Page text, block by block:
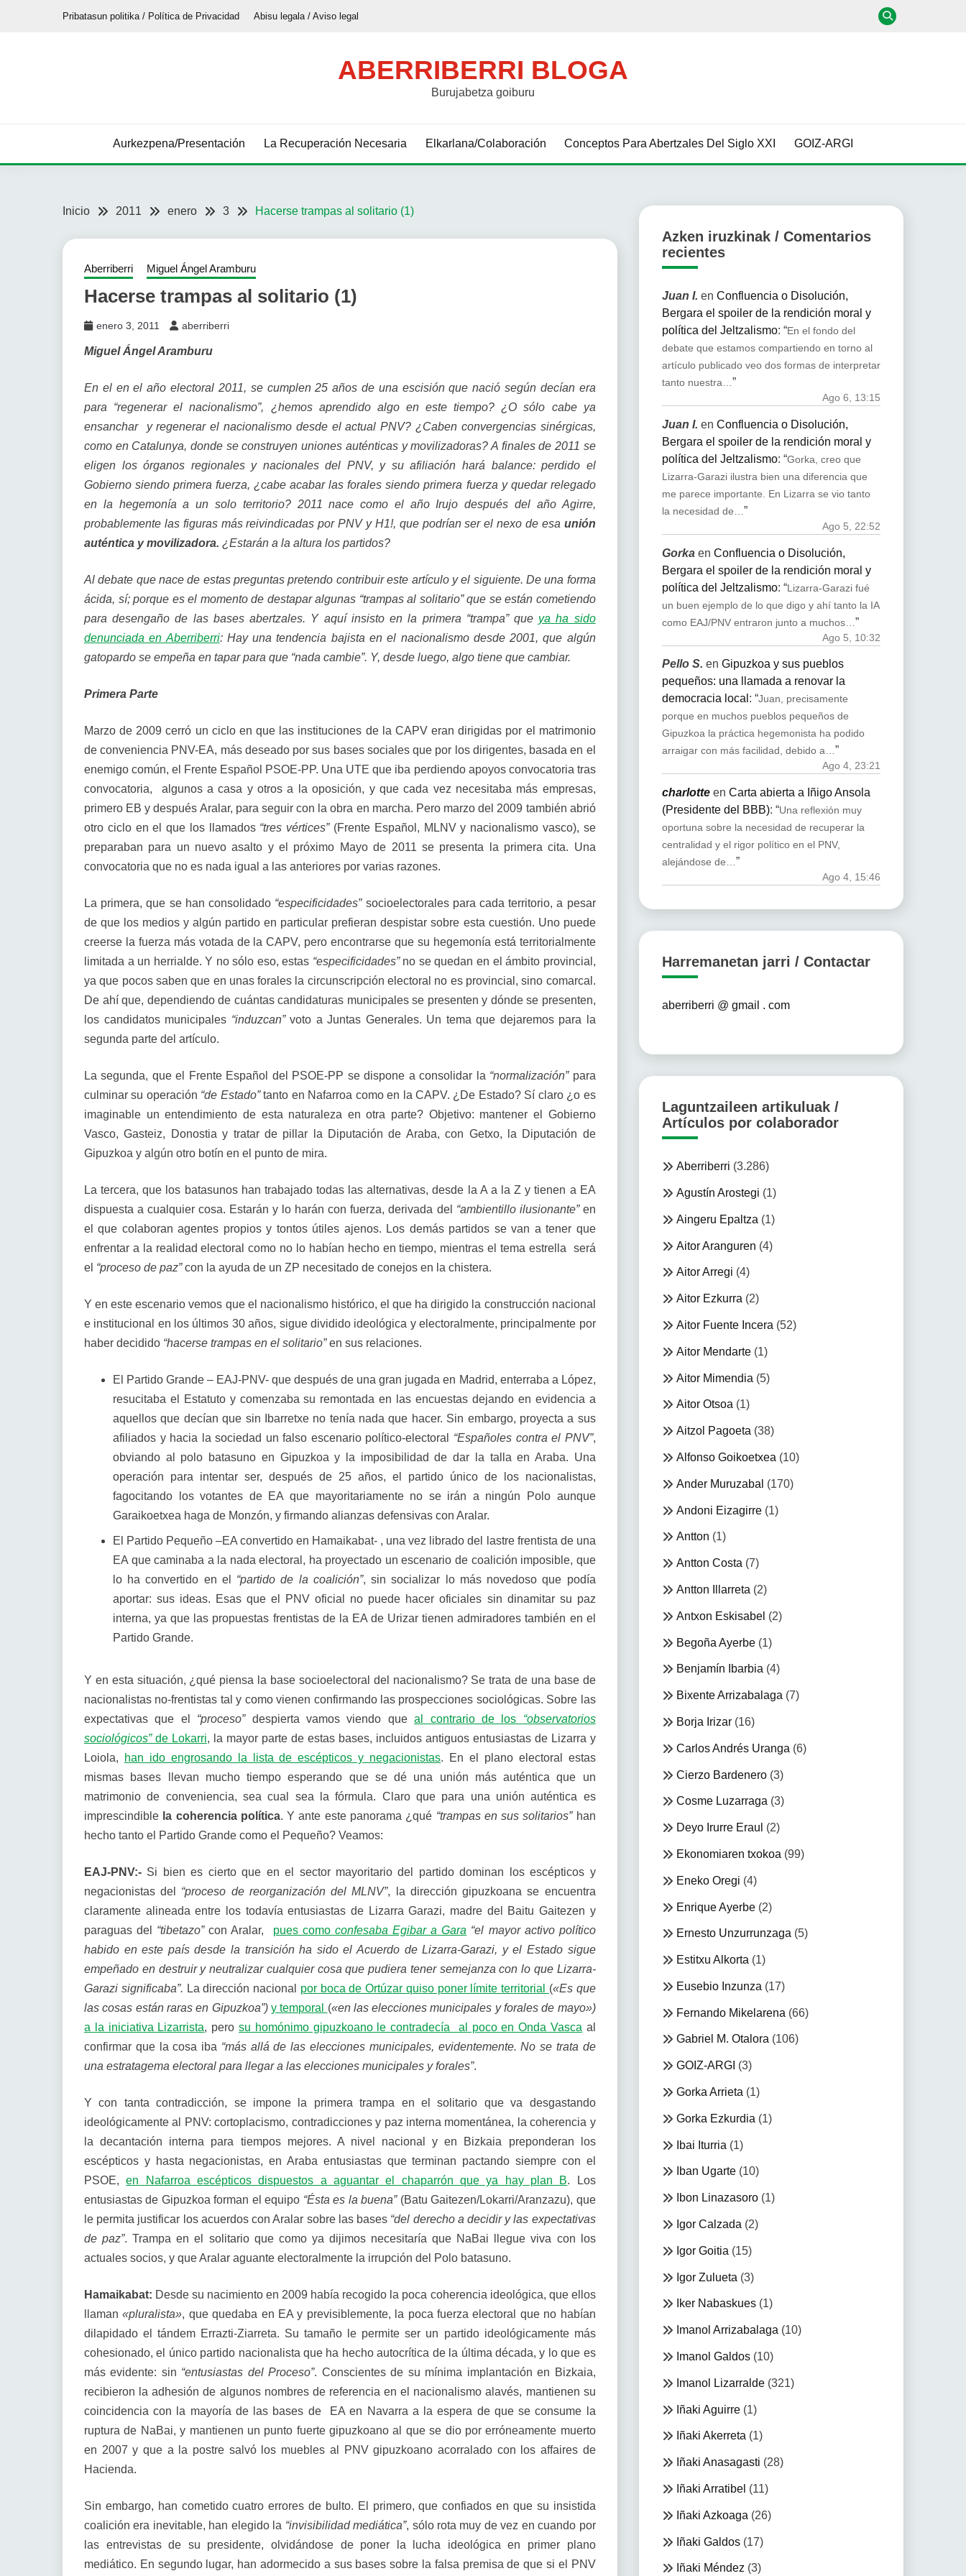
Pribatasun politika / Política de Privacidad Abisu legala / Aviso legal
ABERRIBERRI BLOGA
Burujabetza goiburu
Aurkezpena/Presentación La Recuperación Necesaria Elkarlana/Colaboración Conceptos Para Abertzales Del Siglo XXI GOIZ-ARGI
Inicio 2011 enero 3 Hacerse trampas al solitario (1)
Aberriberri Miguel Ángel Aramburu
Hacerse trampas al solitario (1)
enero 3, 2011 aberriberri
Miguel Ángel Aramburu
En el en el año electoral 2011, se cumplen 25 años de una escisión que nació según decían era
para “regenerar el nacionalismo”, ¿hemos aprendido algo en este tiempo? ¿O sólo cabe ya
ensanchar y regenerar el nacionalismo desde el actual PNV? ¿Caben convergencias sinérgicas,
como en Catalunya, donde se construyen uniones auténticas y movilizadoras? A finales de 2011 se
eligen los órganos regionales y nacionales del PNV, y su afiliación hará balance: perdido el
Gobierno siendo primera fuerza, ¿cabe acabar las forales siendo primera fuerza y quedar relegado
en la hegemonía a un solo territorio? 2011 nace como el año Irujo después del año Agirre,
probablemente las figuras más reivindicadas por PNV y H1!, que podrían ser el nexo de esa unión
auténtica y movilizadora. ¿Estarán a la altura los partidos?
Al debate que nace de estas preguntas pretendo contribuir este artículo y el siguiente. De una forma
ácida, sí; porque es el momento de destapar algunas “trampas al solitario” que se están cometiendo
para desengaño de las bases abertzales. Y aquí insisto en la primera “trampa” que ya ha sido
denunciada en Aberriberri: Hay una tendencia bajista en el nacionalismo desde 2001, que algún
gatopardo se empeña en tapar para que “nada cambie”. Y, desde luego, algo tiene que cambiar.
Primera Parte
Marzo de 2009 cerró un ciclo en que las instituciones de la CAPV eran dirigidas por el matrimonio
de conveniencia PNV-EA, más deseado por sus bases sociales que por los dirigentes, basada en el
enemigo común, el Frente Español PSOE-PP. Una UTE que iba perdiendo apoyos convocatoria tras
convocatoria, algunos a casa y otros a la oposición, y que cada vez necesitaba más empresas,
primero EB y después Aralar, para seguir con la obra en marcha. Pero marzo del 2009 también abrió
otro ciclo en el que los llamados “tres vértices”(Frente Español, MLNV y nacionalismo vasco), se
preparaban para un nuevo asalto y el próximo Mayo de 2011 se presenta la primera cita. Una
convocatoria que no es nada igual a las anteriores por varias razones.
La primera, que se han consolidado “especificidades”socioelectorales para cada territorio, a pesar
de que los medios y algún partido en particular prefieran despistar sobre esta cuestión. Uno puede
creerse la fuerza más votada de la CAPV, pero encontrarse que su hegemonía está territorialmente
limitada a un herrialde. Y no sólo eso, estas “especificidades”no se quedan en el ámbito provincial,
ya que pocos saben que en unas forales la circunscripción electoral no es provincial, sino comarcal.
De ahí que, dependiendo de cuántas candidaturas municipales se presenten y dónde se presenten,
los candidatos municipales “induzcan”voto a Juntas Generales. Un tema que dejaremos para la
segunda parte del artículo.
La segunda, que el Frente Español del PSOE-PP se dispone a consolidar la “normalización”para
culminar su operación “de Estado”tanto en Nafarroa como en la CAPV. ¿De Estado? Sí claro ¿o es
imaginable un entendimiento de esta naturaleza en otra parte? Objetivo: mantener el Gobierno
Vasco, Gasteiz, Donostia y tratar de pillar la Diputación de Araba, con Getxo, la Diputación de
Gipuzkoa y algún otro botín en el punto de mira.
La tercera, que los batasunos han trabajado todas las alternativas, desde la A a la Z y tienen a EA
dispuesta a cualquier cosa. Estarán y lo harán con fuerza, derivada del “ambientillo ilusionante”en
el que colaboran agentes propios y tontos útiles ajenos. Los demás partidos se van a tener que
enfrentar a la realidad electoral como no lo habían hecho en tiempo, mientras el tema estrella será
el “proceso de paz”con la ayuda de un ZP necesitado de conejos en la chistera.
Y en este escenario vemos que el nacionalismo histórico, el que ha dirigido la construcción nacional
e institucional en los últimos 30 años, sigue dividido ideológica y electoralmente, principalmente por
haber decidido “hacerse trampas en el solitario”en sus relaciones.
El Partido Grande – EAJ-PNV- que después de una gran jugada en Madrid, enterraba a López,
resucitaba el Estatuto y comenzaba su remontada en las encuestas dejando en evidencia a
aquellos que decían que sin Ibarretxe no tenía nada que hacer. Sin embargo, proyecta a sus
afiliados y hacia la sociedad un falso escenario político-electoral “Españoles contra el PNV”,
obviando al polo batasuno en Gipuzkoa y la imposibilidad de dar la talla en Araba. Una
operación para intentar ser, después de 25 años, el partido único de los nacionalistas,
fagocitando los votantes de EA que mayoritariamente no se irán a ningún Polo aunque
Garaikoetxea haga de Monzón, y firmando alianzas defensivas con Aralar.
El Partido Pequeño –EA convertido en Hamaikabat- , una vez librado del lastre frentista de una
EA que caminaba a la nada electoral, ha proyectado un escenario de coalición imposible, que
lo ha convertido en el “partido de la coalición”, sin socializar lo más novedoso que podía
aportar: sus ideas. Esas que el PNV oficial no puede hacer oficiales sin dinamitar su paz
interna, ya que las propuestas frentistas de la EA de Urizar tienen admiradores también en el
Partido Grande.
Y en esta situación, ¿qué piensa la base socioelectoral del nacionalismo? Se trata de una base de
nacionalistas no-frentistas tal y como vienen confirmando las prospecciones sociológicas. Sobre las
expectativas que el “proceso” despierta vamos viendo queal contrario de los “observatorios
sociológicos”de Lokarri, la mayor parte de estas bases, incluidos antiguos entusiastas de Lizarra y
Loiola,
han ido engrosando la lista de escépticos y negacionistas. En el plano electoral estas
mismas bases llevan mucho tiempo esperando que se dé una unión más auténtica que un
matrimonio de conveniencia, sea cual sea la fórmula. Claro que para una unión auténtica es
imprescindible la coherencia política. Y ante este panorama ¿qué “trampas en sus solitarios”han
hecho tanto el Partido Grande como el Pequeño? Veamos:
EAJ-PNV:- Si bien es cierto que en el sector mayoritario del partido dominan los escépticos y
negacionistas del “proceso de reorganización del MLNV”, la dirección gipuzkoana se encuentra
claramente alineada entre los todavía entusiastas de Lizarra Garazi, madre del Baitu Gaitezen y
paraguas del “tibetazo”con Aralar, pues como confesaba Egibar a Gara “el mayor activo político
habido en este país desde la transición ha sido el Acuerdo de Lizarra-Garazi, y el Estado sigue
empeñado en destruir y neutralizar cualquier cosa que pudiera tener semejanza con lo que Lizarra-
Garazi significaba”. La dirección nacional por boca de Ortúzar quiso poner límite territorial («Es que
las cosas están raras en Gipuzkoa”) y temporal («en las elecciones municipales y forales de mayo»)
a la iniciativa Lizarrista, pero su homónimo gipuzkoano le contradecía al poco en Onda Vasca al
confirmar que la cosa iba “más allá de las elecciones municipales, evidentemente. No se trata de
una estratagema electoral para llegar a las elecciones municipales y forales”.
Y con tanta contradicción, se impone la primera trampa en el solitario que va desgastando
ideológicamente al PNV: cortoplacismo, contradicciones y paz interna momentánea, la coherencia y
la decantación interna para tiempos mejores. A nivel nacional y en Bizkaia preponderan los
escépticos y hasta negacionistas, en Araba entusiastas que terminan pactando siempre con el
PSOE,en Nafarroa escépticos dispuestos a aguantar el chaparrón que ya hay plan B. Los
entusiastas de Gipuzkoa forman el equipo “Ésta es la buena”(Batu Gaitezen/Lokarri/Aranzazu), que
le permita justificar los acuerdos con Aralar sobre las bases “del derecho a decidir y las expectativas
de paz”. Trampa en el solitario que como ya dijimos necesitaría que NaBai llegue viva con los
actuales socios, y que Aralar aguante electoralmente la irrupción del Polo batasuno.
Hamaikabat: Desde su nacimiento en 2009 había recogido la poca coherencia ideológica, que ellos
llaman«pluralista», que quedaba en EA y previsiblemente, la poca fuerza electoral que no habían
dilapidado el tándem Errazti-Ziarreta. Su tamaño le permite ser un partido ideológicamente más
cohesionado, el único partido nacionalista que ha hecho autocrítica de la última década, y lo que es
más evidente: sin “entusiastas del Proceso”. Conscientes de su mínima implantación en Bizkaia,
recibieron la adhesión de algunos nombres de referencia en el nacionalismo alavés, mantienen su
coincidencia con la mayoría de las bases de EA en Navarra a la espera de que se consume la
ruptura de NaBai, y mantienen un punto fuerte gipuzkoano al que se dio por erróneamente muerto
en 2007 y que a la postre salvó los muebles al PNV gipuzkoano acorralado con los affaires de
Hacienda.
Sin embargo, han cometido cuatro errores de bulto. El primero, que confiados en que su insistida
coalición era inevitable, han elegido la “invisibilidad mediática”, sólo rota muy de vez en cuando por
las entrevistas de su presidente, olvidándose de poner la lucha ideológica en primer plano
mediático. En segundo lugar, han adormecido a sus bases sobre la falsa premisa de que si el PNV
Azken iruzkinak / Comentarios
recientes
Juan I. en Confluencia o Disolución,
Bergara el spoiler de la rendición moral y
política del Jeltzalismo: “En el fondo del
debate que estamos compartiendo en torno al
artículo publicado veo dos formas de interpretar
tanto nuestra…”
Ago 6, 13:15
Juan I. en Confluencia o Disolución,
Bergara el spoiler de la rendición moral y
política del Jeltzalismo: “Gorka, creo que
Lizarra-Garazi ilustra bien una diferencia que
me parece importante. En Lizarra se vio tanto
la necesidad de… ”
Ago 5, 22:52
Gorkaen Confluencia o Disolución,
Bergara el spoiler de la rendición moral y
política del Jeltzalismo: “Lizarra-Garazi fué
un buen ejemplo de lo que digo y ahí tanto la IA
como EAJ/PNV entraron junto a muchos… ”
Ago 5, 10:32
Pello S. en Gipuzkoa y sus pueblos
pequeños: una llamada a renovar la
democracia local : “Juan, precisamente
porque en muchos pueblos pequeños de
Gipuzkoa la práctica hegemonista ha podido
arraigar con más facilidad, debido a…”
Ago 4, 23:21
charlotteen Carta abierta a Iñigo Ansola
(Presidente del BBB): “Una reflexión muy
oportuna sobre la necesidad de recuperar la
centralidad y el rigor político en el PNV,
alejándose de…”
Ago 4, 15:46
Harremanetan jarri / Contactar
aberriberri @ gmail . com
Laguntzaileen artikuluak /
Artículos por colaborador
Aberriberri (3.286)
Agustín Arostegi (1)
Aingeru Epaltza (1)
Aitor Aranguren (4)
Aitor Arregi (4)
Aitor Ezkurra (2)
Aitor Fuente Incera (52)
Aitor Mendarte(1)
Aitor Mimendia (5)
Aitor Otsoa (1)
Aitzol Pagoeta (38)
Alfonso Goikoetxea (10)
Ander Muruzabal (170)
Andoni Eizagirre(1)
Antton (1)
Antton Costa (7)
Antton Illarreta (2)
Antxon Eskisabel (2)
Begoña Ayerbe(1)
Benjamín Ibarbia (4)
Bixente Arrizabalaga (7)
Borja Irizar(16)
Carlos Andrés Uranga (6)
Cierzo Bardenero(3)
Cosme Luzarraga (3)
Deyo Irurre Eraul (2)
Ekonomiaren txokoa (99)
Eneko Oregi (4)
Enrique Ayerbe(2)
Ernesto Unzurrunzaga (5)
Estitxu Alkorta (1)
Eusebio Inzunza (17)
Fernando Mikelarena (66)
Gabriel M. Otalora(106)
GOIZ-ARGI (3)
Gorka Arrieta (1)
Gorka Ezkurdia (1)
Ibai Iturria (1)
Iban Ugarte(10)
Ibon Linazasoro(1)
Igor Calzada (2)
Igor Goitia (15)
Igor Zulueta (3)
Iker Nabaskues(1)
Imanol Arrizabalaga (10)
Imanol Galdos(10)
Imanol Lizarralde(321)
Iñaki Aguirre(1)
Iñaki Akerreta(1)
Iñaki Anasagasti (28)
Iñaki Arratibel (11)
Iñaki Azkoaga (26)
Iñaki Galdos(17)
Iñaki Méndez(3)